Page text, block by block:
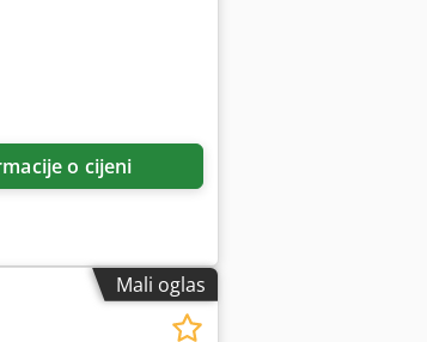
o cijeni
Mali oglas